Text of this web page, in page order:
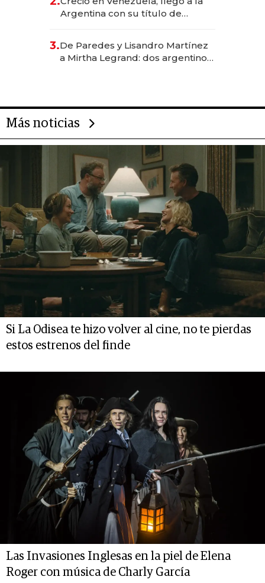
Argentina con su título de
las marcas "fast premium"
3.De Paredes y Lisandro Martínez
a Mirtha Legrand: dos argentinos
Más noticias
Si La Odisea te hizo volver al cine, no te pierdas
estos estrenos del finde
Las Invasiones Inglesas en la piel de Elena
Roger con música de Charly García